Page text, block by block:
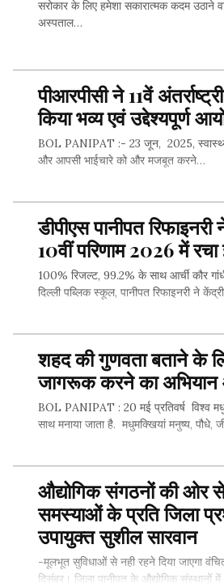
सरोकार के लिए हमेशा सकारात्मक कदम उठाने
अस्पताल…
SHARE THIS...
पीआरपीसी ने 11वें
किया भव्य एवं उद्देश्यपूर्ण
BOL PANIPAT :- 23 जून, 2025, स्वास्थ्य,
और आपसी भाईचारे को और मजबूत करने…
SHARE THIS...
डीपीएस पानीपत
10वीं परिणाम 2026 में रचा
100% रिजल्ट, 99.2% के साथ आर्ची कौर
दिल्ली पब्लिक स्कूल, पानीपत रिफाइनरी ने
SHARE THIS...
शहद की गुणवता बताने के
जागरूक करने का अभियान
BOL PANIPAT : 20 मई प्रतिवर्ष विश्व
साथ मनाया जाता है. मधुमक्खियां मनुष्य, पौधे,
SHARE THIS...
औद्योगिक संगठनों की ओर
समस्याओं के प्रति जिला
उपायुक्त सुशील सारवान
-मूलभूत सुविधाओं से नही रहने दिया जाएगा
दिसंबर। जिला पानीपत के औद्योगिक संस्थानों में